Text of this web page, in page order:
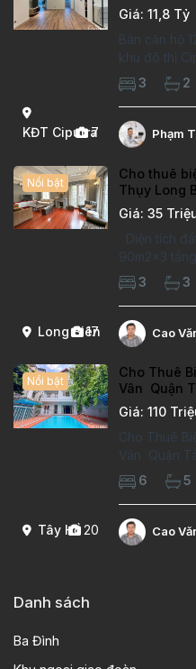
KĐT Ciputra
7
Giá: 11,8 Tỷ
Bán căn hộ
khu đô thị
Căn hộ đã
gỗ, bếp hiện
3 2
Phạm
Long Biên
17
Nổi bật
Cho thuê
Thụy Long
Giá: 35
Diện tích
90m2x3
phòng làm
trường việt
kiểu phát
3 3
Cao
Tây Hồ20
Nổi bật
Cho Thuê
Vân Quận
Giá: 110
Cho Thuê
Vân Quận
Diện tích
phòng ngủ 5
khách ,
6 5
Cao
Danh sách
Ba Đình